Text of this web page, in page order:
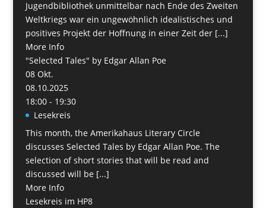
Jugendbibliothek unmittelbar nach Ende des Zweiten
Weltkriegs war ein ungewöhnlich idealistisches und
positives Projekt der Hoffnung in einer Zeit der [...]
More Info
"Selected Tales" by Edgar Allan Poe
08 Okt.
08.10.2025
18:00 - 19:30
Lesekreis
This month, the Amerikahaus Literary Circle
discusses Selected Tales by Edgar Allan Poe. The
selection of short stories that will be read and
discussed will be [...]
More Info
Lesekreis im HP8